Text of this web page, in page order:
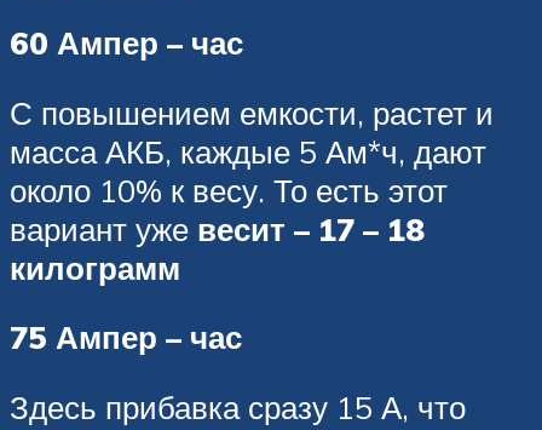
60 Ампер – час
С повышением емкости, растет и
масса АКБ, каждые 5 Ам*ч, дают
около 10% к весу. То есть этот
вариант уже весит – 17 – 18
килограмм
75 Ампер – час
Здесь прибавка сразу 15 А, что